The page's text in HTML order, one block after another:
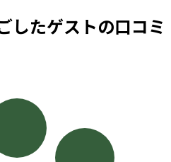
したゲストの口コミ